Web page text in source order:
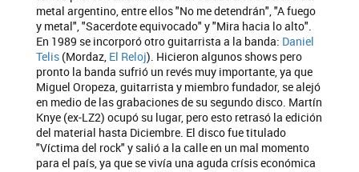
metal argentino, entre ellos "No me detendrán", "A fuego
y metal", "Sacerdote equivocado" y "Mira hacia lo alto".
En 1989 se incorporó otro guitarrista a la banda: Daniel
Telis (Mordaz, El Reloj). Hicieron algunos shows pero
pronto la banda sufrió un revés muy importante, ya que
Miguel Oropeza, guitarrista y miembro fundador, se alejó
en medio de las grabaciones de su segundo disco. Martín
Knye (ex-LZ2) ocupó su lugar, pero esto retrasó la edición
del material hasta Diciembre. El disco fue titulado
"Víctima del rock" y salió a la calle en un mal momento
para el país, ya que se vivía una aguda crísis económica